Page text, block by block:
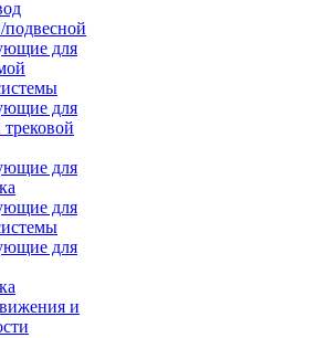
подвесной
для
для
для
для
для
и